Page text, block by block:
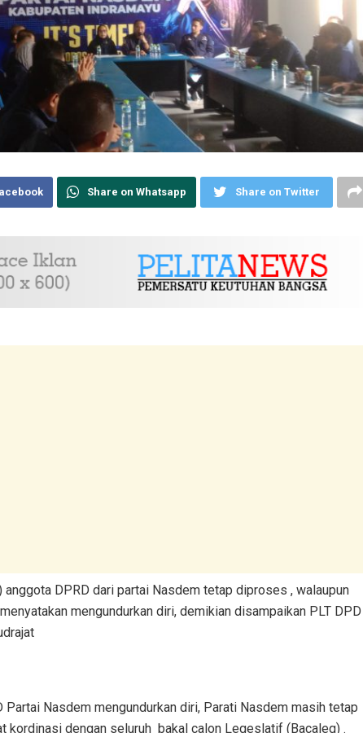
Share on Whatsapp Share on Twitter
DPRD dari partai Nasdem tetap diproses , walaupun
mengundurkan diri, demikian disampaikan PLT DPD
Nasdem mengundurkan diri, Parati Nasdem masih tetap
kordinasi dengan seluruh bakal calon Legeslatif (Bacaleg) .